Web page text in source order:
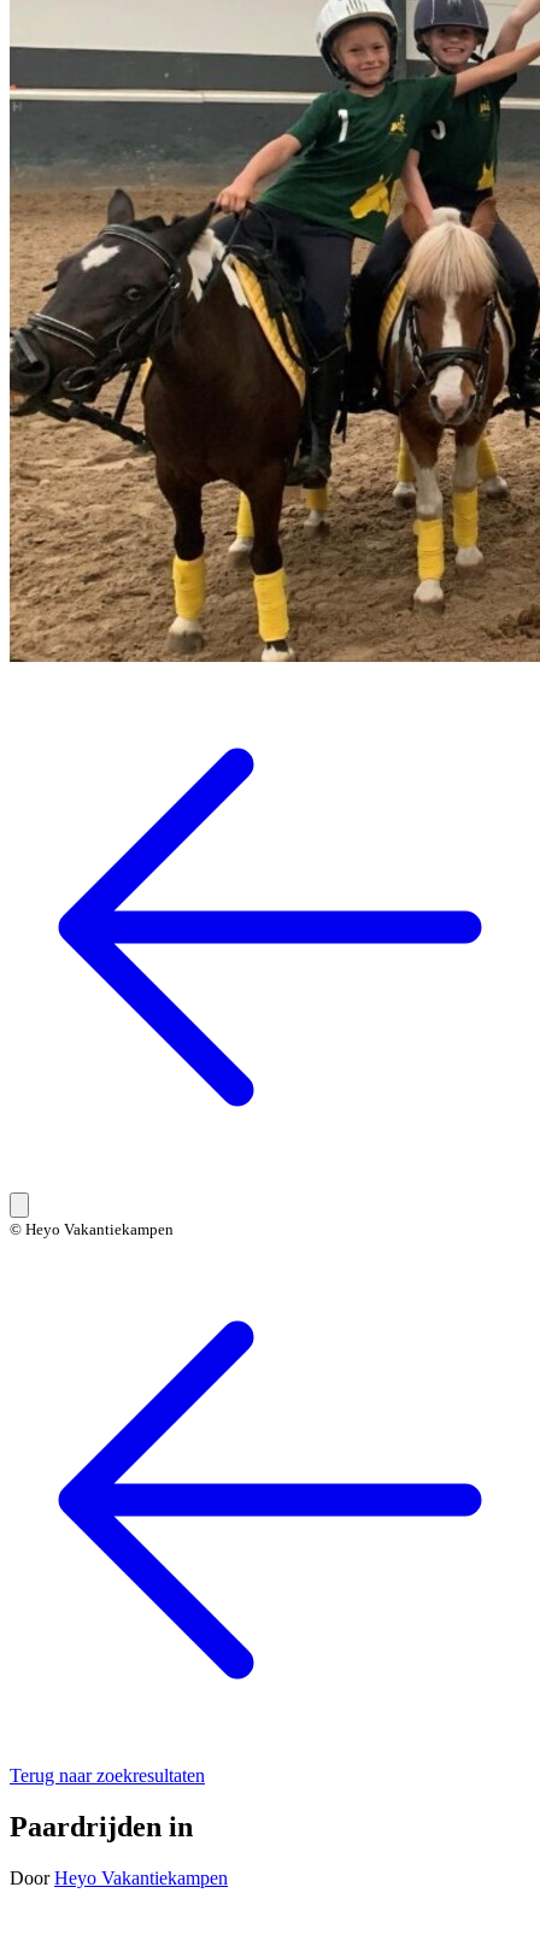
© Heyo Vakantiekampen
Terug naar zoekresultaten
Paardrijden in
Door Heyo Vakantiekampen